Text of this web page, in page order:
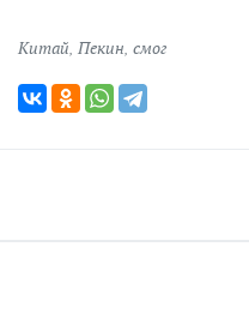
Китай, Пекин, смог